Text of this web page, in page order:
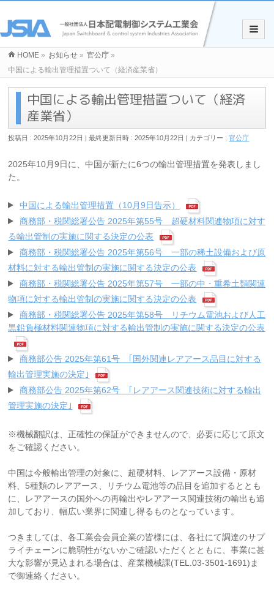
HOME » お知らせ » 官公庁 »
中国による輸出管理措置ついて（経済産業省）
中国による輸出管理措置ついて（経済
産業省）
投稿日 : 2025年10月22日 最終更新日時 : 2025年10月22日 カテゴリー :官公庁
2025年10月9日に、中国が新たに6つの輸出管理措置を発表しまし
た。
中国による輸出管理措置（10月9日告示）
商務部・税関総署公告 2025年第55号 超硬材料関連物項に対す
る輸出管制の実施に関する決定の公表
商務部・税関総署公告 2025年第56号 一部の稀土設備および原
材料に対する輸出管制の実施に関する決定の公表
商務部・税関総署公告 2025年第57号 一部の中・重希土類関連
物項に対する輸出管制の実施に関する決定の公表
商務部・税関総署公告 2025年第58号 リチウム電池および人工
黒鉛負極材料関連物項に対する輸出管制の実施に関する決定の公表
商務部公告 2025年第61号 ｢国外関連レアアース品目に対する
輸出管理実施の決定｣
商務部公告 2025年第62号 ｢レアアース関連技術に対する輸出
管理実施の決定｣
※機械翻訳は、正確性の保証ができませんので、必要に応じて原文
をご確認ください。
中国は今般輸出管理の対象に、超硬材料、レアアース設備・原材
料、5種類のレアアース、リチウム電池等の品目を追加するととも
に、レアアースの国外への再輸出やレアアース関連技術の輸出も追
加しており、幅広い業界に関連し得るものとなっています。
つきましては、各工業会会員企業の皆様には、各社にて調達のサプ
ライチェーンに脆弱性がないかご確認いただくとともに、事業に甚
大な影響が見込まれる場合は、産業機械課(TEL.03-3501-1691)ま
で御連絡ください。